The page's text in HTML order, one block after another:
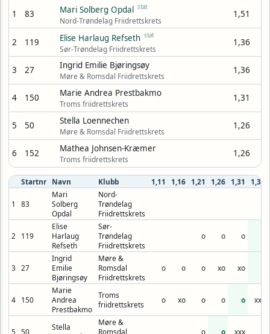
1 83 Mari Solberg Opdal stat
Nord-Trøndelag Friidrettskrets
1,51
2 119 Elise Harlaug Refseth stat
Sør-Trøndelag Friidrettskrets
1,36
3 27 Ingrid Emilie Bjøringsøy
Møre & Romsdal Friidrettskrets
1,36
4 150 Marie Andrea Prestbakmo
Troms friidrettskrets
1,31
5 50 Stella Loennechen
Møre & Romsdal Friidrettskrets
1,26
6 152 Mathea Johnsen-Kræmer
Troms friidrettskrets
1,26
Startnr Navn Klubb 1,11 1,16 1,21 1,26 1,31 1,36
1 83
Mari
Solberg
Opdal
Nord-
Trøndelag
Friidrettskrets
2 119
Elise
Harlaug
Refseth
Sør-
Trøndelag
Friidrettskrets
o o o
3 27
Ingrid
Emilie
Bjøringsøy
Møre &
Romsdal
Friidrettskrets
o o o xo xo
4 150
Marie
Andrea
Prestbakmo
Troms
friidrettskrets
o xo o o o xxx
5 50
Stella
Møre &
Romsdal
o o xxx